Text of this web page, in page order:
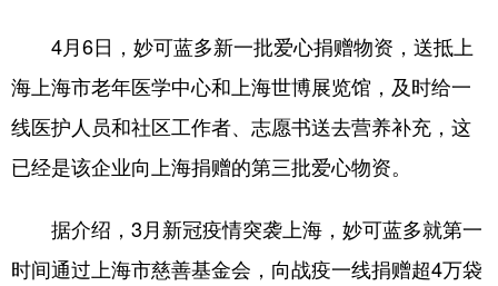
4月6日，妙可蓝多新一批爱心捐赠物资，送抵上
海上海市老年医学中心和上海世博展览馆，及时给一
线医护人员和社区工作者、志愿书送去营养补充，这
已经是该企业向上海捐赠的第三批爱心物资。
据介绍，3月新冠疫情突袭上海，妙可蓝多就第一
时间通过上海市慈善基金会，向战疫一线捐赠超4万袋